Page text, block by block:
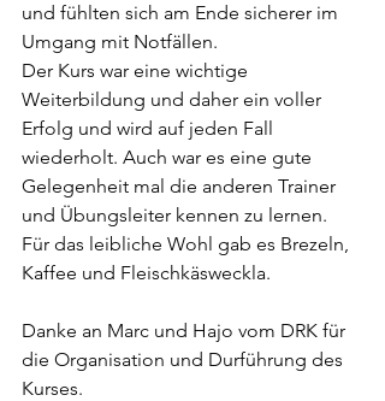
und fühlten sich am Ende sicherer im
Umgang mit Notfällen.
Der Kurs war eine wichtige
Weiterbildung und daher ein voller
Erfolg und wird auf jeden Fall
wiederholt. Auch war es eine gute
Gelegenheit mal die anderen Trainer
und Übungsleiter kennen zu lernen.
Für das leibliche Wohl gab es Brezeln,
Kaffee und Fleischkäsweckla.
Danke an Marc und Hajo vom DRK für
die Organisation und Durführung des
Kurses.